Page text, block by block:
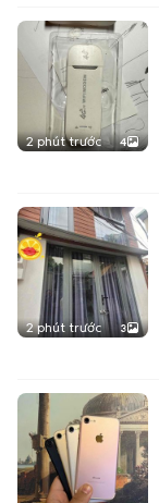
2 phút trước 4
2 phút trước 3